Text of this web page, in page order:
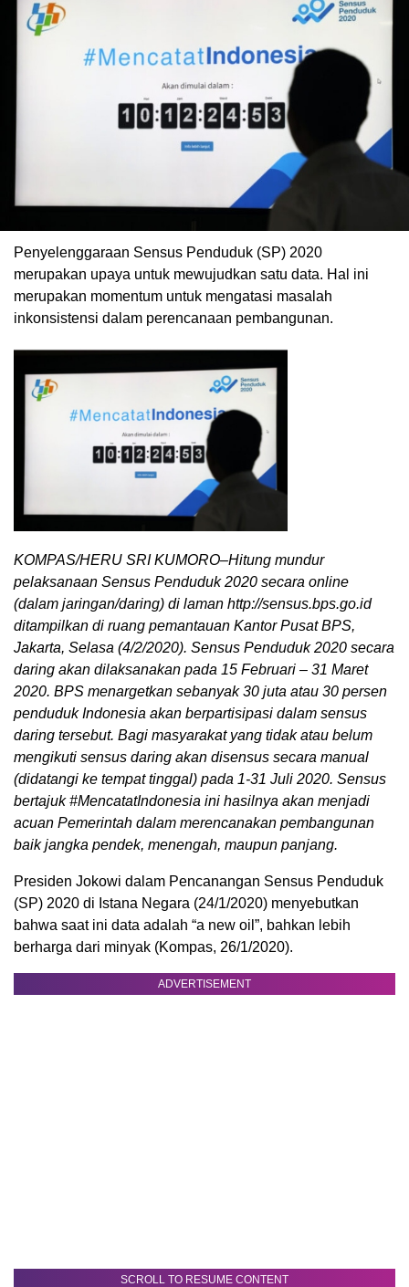
Penyelenggaraan Sensus Penduduk (SP) 2020
merupakan upaya untuk mewujudkan satu data. Hal ini
merupakan momentum untuk mengatasi masalah
inkonsistensi dalam perencanaan pembangunan.
KOMPAS/HERU SRI KUMORO–Hitung mundur
pelaksanaan Sensus Penduduk 2020 secara online
(dalam jaringan/daring) di laman http://sensus.bps.go.id
ditampilkan di ruang pemantauan Kantor Pusat BPS,
Jakarta, Selasa (4/2/2020). Sensus Penduduk 2020 secara
daring akan dilaksanakan pada 15 Februari – 31 Maret
2020. BPS menargetkan sebanyak 30 juta atau 30 persen
penduduk Indonesia akan berpartisipasi dalam sensus
daring tersebut. Bagi masyarakat yang tidak atau belum
mengikuti sensus daring akan disensus secara manual
(didatangi ke tempat tinggal) pada 1-31 Juli 2020. Sensus
bertajuk #MencatatIndonesia ini hasilnya akan menjadi
acuan Pemerintah dalam merencanakan pembangunan
baik jangka pendek, menengah, maupun panjang.
Presiden Jokowi dalam Pencanangan Sensus Penduduk
(SP) 2020 di Istana Negara (24/1/2020) menyebutkan
bahwa saat ini data adalah “a new oil”, bahkan lebih
berharga dari minyak (Kompas, 26/1/2020).
ADVERTISEMENT
SCROLL TO RESUME CONTENT